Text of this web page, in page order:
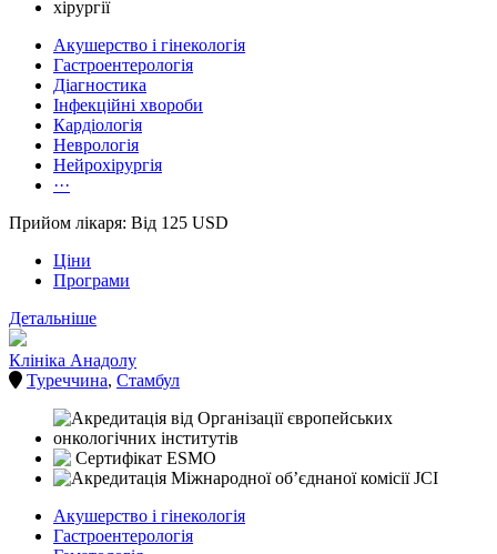
Акушерство і гінекологія
Гастроентерологія
Діагностика
Інфекційні хвороби
Кардіологія
Неврологія
Нейрохірургія
···
Прийом лікаря: Від 125 USD
Ціни
Програми
Детальніше
Клініка Анадолу
Туреччина, Стамбул
Акушерство і гінекологія
Гастроентерологія